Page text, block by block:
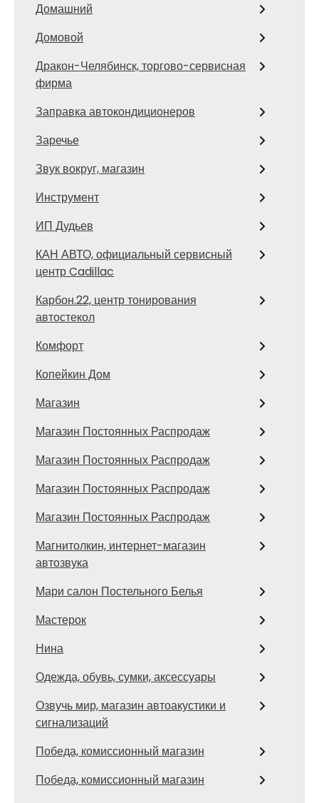
Домашний
Домовой
Дракон-Челябинск, торгово-сервисная
фирма
Заправка автокондиционеров
Заречье
Звук вокруг, магазин
Инструмент
ИП Дудьев
КАН АВТО, официальный сервисный
центр Cadillac
Карбон.22, центр тонирования
автостекол
Комфорт
Копейкин Дом
Магазин
Магазин Постоянных Распродаж
Магазин Постоянных Распродаж
Магазин Постоянных Распродаж
Магазин Постоянных Распродаж
Магнитолкин, интернет-магазин
автозвука
Мари салон Постельного Белья
Мастерок
Нина
Одежда, обувь, сумки, аксессуары
Озвучь мир, магазин автоакустики и
сигнализаций
Победа, комиссионный магазин
Победа, комиссионный магазин